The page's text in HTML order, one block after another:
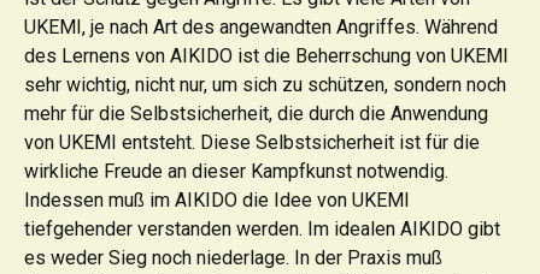
UKEMI, je nach Art des angewandten Angriffes. Während
des Lernens von AIKIDO ist die Beherrschung von UKEMI
sehr wichtig, nicht nur, um sich zu schützen, sondern noch
mehr für die Selbstsicherheit, die durch die Anwendung
von UKEMI entsteht. Diese Selbstsicherheit ist für die
wirkliche Freude an dieser Kampfkunst notwendig.
Indessen muß im AIKIDO die Idee von UKEMI
tiefgehender verstanden werden. Im idealen AIKIDO gibt
es weder Sieg noch niederlage. In der Praxis muß